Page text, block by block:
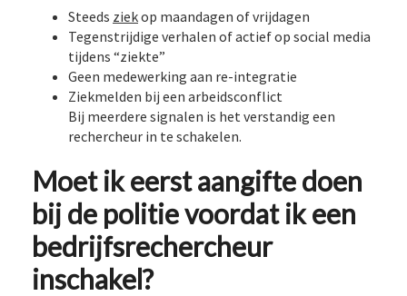
Steeds ziekop maandagen of vrijdagen
Tegenstrijdige verhalen of actief op social media
tijdens “ziekte”
Geen medewerking aan re-integratie
Ziekmelden bij een arbeidsconflict
Bij meerdere signalen is het verstandig een
rechercheur in te schakelen.
Moet ik eerst aangifte doen
bij de politie voordat ik een
bedrijfsrechercheur
inschakel?